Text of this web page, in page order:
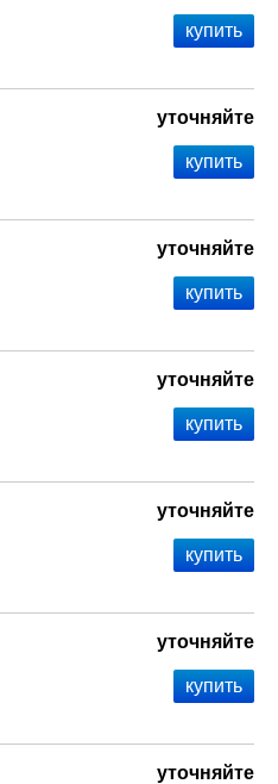
уточняйте
уточняйте
уточняйте
уточняйте
уточняйте
уточняйте